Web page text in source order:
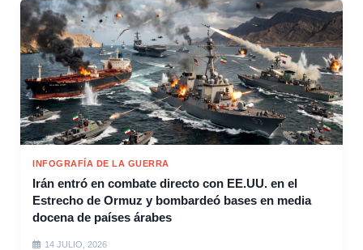
INFOGRAFÍA DE LA GUERRA
Irán entró en combate directo con EE.UU. en el
Estrecho de Ormuz y bombardeó bases en media
docena de países árabes
14 JULIO, 2026